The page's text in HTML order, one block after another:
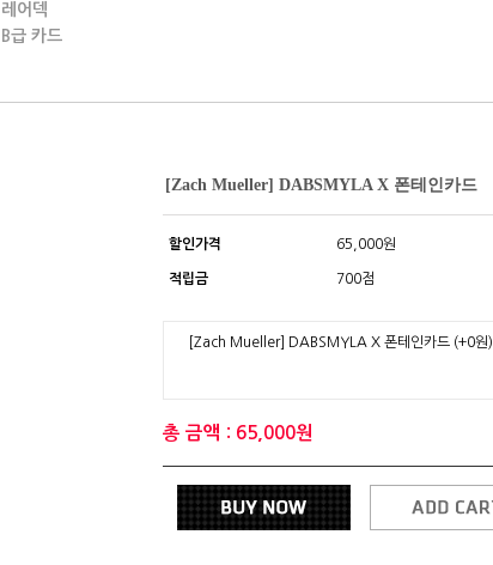
레어덱
B급 카드
[Zach Mueller] DABSMYLA X 폰테인카드
할인가격 65,000원
적립금 700점
[Zach Mueller] DABSMYLA X 폰테인카드 (+0원)
총 금액 : 65,000원